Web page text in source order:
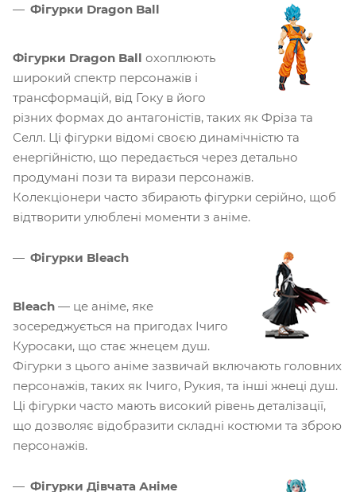
Фігурки Dragon Ball
Фігурки Dragon Ball охоплюють
широкий спектр персонажів і
трансформацій, від Гоку в його
різних формах до антагоністів, таких як Фріза та
Селл. Ці фігурки відомі своєю динамічністю та
енергійністю, що передається через детально
продумані пози та вирази персонажів.
Колекціонери часто збирають фігурки серійно, щоб
відтворити улюблені моменти з аніме.
Фігурки Bleach
Bleach — це аніме, яке
зосереджується на пригодах Ічиго
Куросаки, що стає жнецем душ.
Фігурки з цього аніме зазвичай включають головних
персонажів, таких як Ічиго, Рукия, та інші жнеці душ.
Ці фігурки часто мають високий рівень деталізації,
що дозволяє відобразити складні костюми та зброю
персонажів.
Фігурки Дівчата Аніме